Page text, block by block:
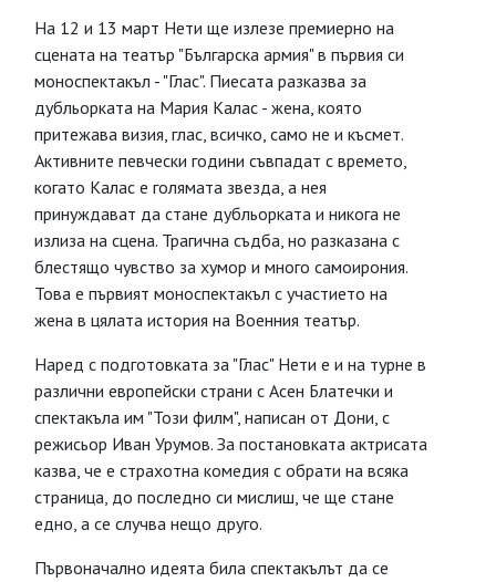
На 12 и 13 март Нети ще излезе премиерно на
сцената на театър "Българска армия" в първия си
моноспектакъл - "Глас". Пиесата разказва за
дубльорката на Мария Калас - жена, която
притежава визия, глас, всичко, само не и късмет.
Активните певчески години съвпадат с времето,
когато Калас е голямата звезда, а нея
принуждават да стане дубльорката и никога не
излиза на сцена. Трагична съдба, но разказана с
блестящо чувство за хумор и много самоирония.
Това е първият моноспектакъл с участието на
жена в цялата история на Военния театър.
Наред с подготовката за "Глас" Нети е и на турне в
различни европейски страни с Асен Блатечки и
спектакъла им "Този филм", написан от Дони, с
режисьор Иван Урумов. За постановката актрисата
казва, че е страхотна комедия с обрати на всяка
страница, до последно си мислиш, че ще стане
едно, а се случва нещо друго.
Първоначално идеята била спектакълът да се